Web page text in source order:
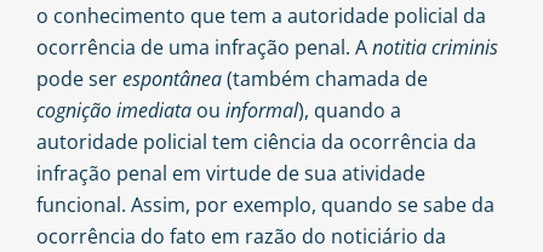
o conhecimento que tem a autoridade policial da
ocorrência de uma infração penal. Anotitia criminis
pode serespontânea(também chamada de
cognição imediata ou informal), quando a
autoridade policial tem ciência da ocorrência da
infração penal em virtude de sua atividade
funcional. Assim, por exemplo, quando se sabe da
ocorrência do fato em razão do noticiário da